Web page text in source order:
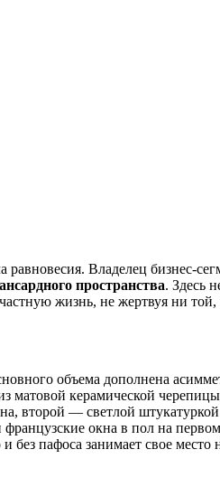
Владелец бизнес-
пространства. Здесь
жизнь, не жертвуя ни
объема дополнена
керамической
второй — светлой
французские окна в пол на
без пафоса занимает свое место